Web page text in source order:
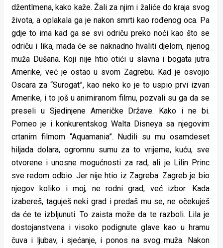
džentlmena, kako kaže. Žali za njim i žaliće do kraja svog
života, a oplakala ga je nakon smrti kao rođenog oca. Pa
gdje to ima kad ga se svi odriču preko noći kao što se
odriču i lika, mada će se naknadno hvaliti djelom, njenog
muža Dušana. Koji nije htio otići u slavna i bogata jutra
Amerike, već je ostao u svom Zagrebu. Kad je osvojio
Oscara za “Surogat”, kao neko ko je to uspio prvi izvan
Amerike, i to još u animiranom filmu, pozvali su ga da se
preseli u Sjedinjene Američke Države. Kako i ne bi.
Pomeo je i konkurentskog Walta Disneya sa njegovim
crtanim filmom “Aquamania”. Nudili su mu osamdeset
hiljada dolara, ogromnu sumu za to vrijeme, kuću, sve
otvorene i unosne mogućnosti za rad, ali je Lilin Princ
sve redom odbio. Jer nije htio iz Zagreba. Zagreb je bio
njegov koliko i moj, ne rodni grad, već izbor. Kada
izabereš, taguješ neki grad i predaš mu se, ne očekuješ
da će te izbljunuti. To zaista može da te razboli. Lila je
dostojanstvena i visoko podignute glave kao u hramu
čuva i ljubav, i sjećanje, i ponos na svog muža. Nakon